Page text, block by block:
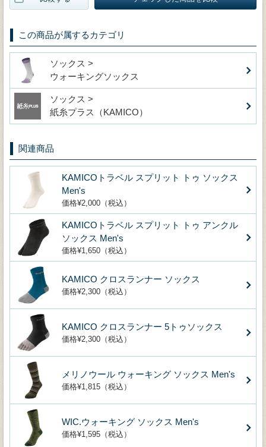
この商品が属するカテゴリ
ソックス >
ウォーキングソックス
ソックス >
紙糸プラス（KAMICO）
関連商品
KAMICOトラベル スプリット トゥ ソックス
Men's
価格¥2,000（税込）
KAMICOトラベル スプリット トゥ アンクル
ソックス Men's
価格¥1,650（税込）
KAMICO クロスランナー ソックス
価格¥2,300（税込）
KAMICO クロスランナー 5トゥソックス
価格¥2,300（税込）
メリノウール ウォーキング ソックス Men's
価格¥1,815（税込）
WIC.ウォーキング ソックス Men's
価格¥1,595（税込）